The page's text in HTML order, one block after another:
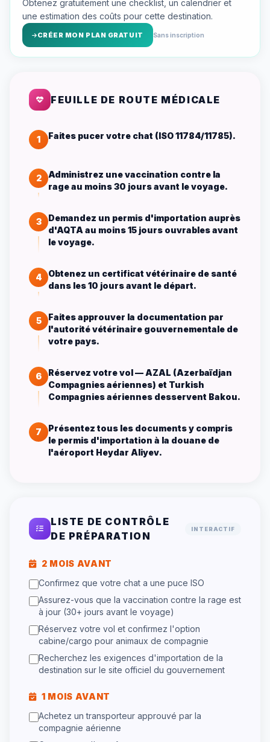
Obtenez gratuitement une checklist, un calendrier et
une estimation des coûts pour cette destination.
CRÉER MON PLAN GRATUIT Sans inscription
FEUILLE DE ROUTE MÉDICALE
1 Faites pucer votre chat (ISO 11784/11785).
2
Administrez une vaccination contre la
rage au moins 30 jours avant le voyage.
3
Demandez un permis d'importation auprès
d'AQTA au moins 15 jours ouvrables avant
le voyage.
4
Obtenez un certificat vétérinaire de santé
dans les 10 jours avant le départ.
5
Faites approuver la documentation par
l'autorité vétérinaire gouvernementale de
votre pays.
6
Réservez votre vol — AZAL (Azerbaïdjan
Compagnies aériennes) et Turkish
Compagnies aériennes desservent Bakou.
7
Présentez tous les documents y compris
le permis d'importation à la douane de
l'aéroport Heydar Aliyev.
LISTE DE CONTRÔLE
DE PRÉPARATION
INTERACTIF
2 MOIS AVANT
Confirmez que votre chat a une puce ISO
Assurez-vous que la vaccination contre la rage est
à jour (30+ jours avant le voyage)
Réservez votre vol et confirmez l'option
cabine/cargo pour animaux de compagnie
Recherchez les exigences d'importation de la
destination sur le site officiel du gouvernement
1 MOIS AVANT
Achetez un transporteur approuvé par la
compagnie aérienne